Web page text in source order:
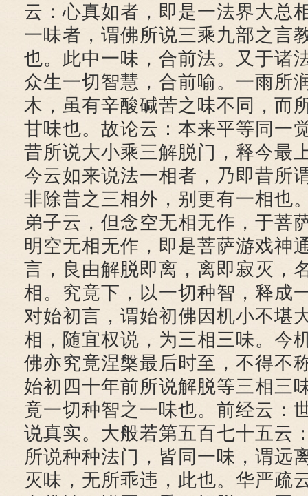
云：心真如者，即是一法界大总
一味者，谓佛所说三乘九部之言
也。此中一味，合前法。又于诸
众生一切智慧，合前喻。一雨所
木，虽有辛酸碱苦之味不同，而
甘味也。故论云：本来平等同一
昔所说大小乘三解脱门，释今最
今云如来说法一相者，乃即昔所
非除昔之三相外，别更有一相也
弟子云，但念空无相无作，于菩
明空无相无作，即是菩萨游戏神
言，良由解脱即离，离即寂灭，
相。究竟下，以一切种智，释成
对始初言，谓始初佛因机小不堪
相，随宜权说，为三相三味。今
佛亦究竟涅槃最后时至，不得不
始初四十年前所说解脱等三相三
竟一切种智之一味也。前经云：
说真实。大般若第五百七十五云
所说种种法门，皆同一味，谓远
灭味，无所乖违，此也。华严疏